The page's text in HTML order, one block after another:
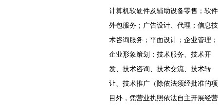
计算机软硬件及辅助设备零售；软件
外包服务；广告设计、代理；信息技
术咨询服务；平面设计；企业管理；
企业形象策划；技术服务、技术开
发、技术咨询、技术交流、技术转
让、技术推广（除依法须经批准的项
目外，凭营业执照依法自主开展经营